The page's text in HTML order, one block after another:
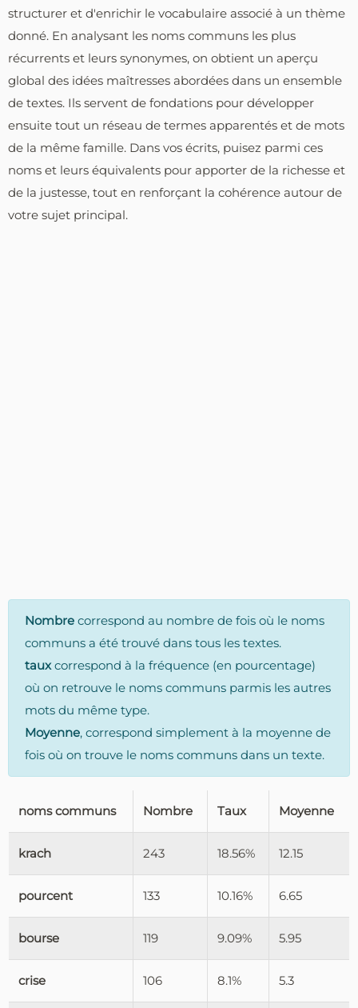
structurer et d'enrichir le vocabulaire associé à un thème
donné. En analysant les noms communs les plus
récurrents et leurs synonymes, on obtient un aperçu
global des idées maîtresses abordées dans un ensemble
de textes. Ils servent de fondations pour développer
ensuite tout un réseau de termes apparentés et de mots
de la même famille. Dans vos écrits, puisez parmi ces
noms et leurs équivalents pour apporter de la richesse et
de la justesse, tout en renforçant la cohérence autour de
votre sujet principal.
Nombre correspond au nombre de fois où le noms
communs a été trouvé dans tous les textes.
tauxcorrespond à la fréquence (en pourcentage)
où on retrouve le noms communs parmis les autres
mots du même type.
Moyenne, correspond simplement à la moyenne de
fois où on trouve le noms communs dans un texte.
noms communs Nombre Taux Moyenne
krach 243 18.56% 12.15
pourcent 133 10.16% 6.65
bourse 119 9.09% 5.95
crise 106 8.1% 5.3